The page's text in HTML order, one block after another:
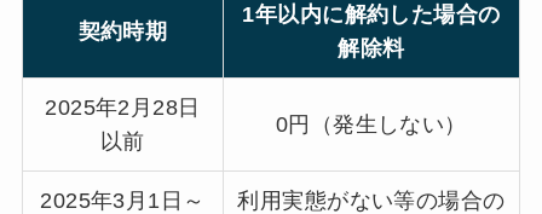
契約時期
1年以内に解約した場合の
解除料
2025年2月28日
以前
0円（発生しない）
2025年3月1日～
利用実態がない等の場合の